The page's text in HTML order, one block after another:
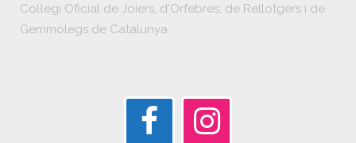
Col·legi Oficial de Joiers, d'Orfebres, de Rellotgers i de
Gemmòlegs de Catalunya